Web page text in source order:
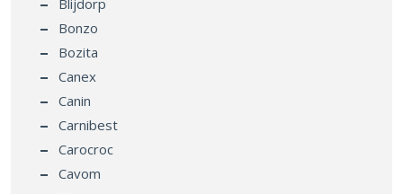
Bonzo
Bozita
Canex
Canin
Carnibest
Carocroc
Cavom
Cesar